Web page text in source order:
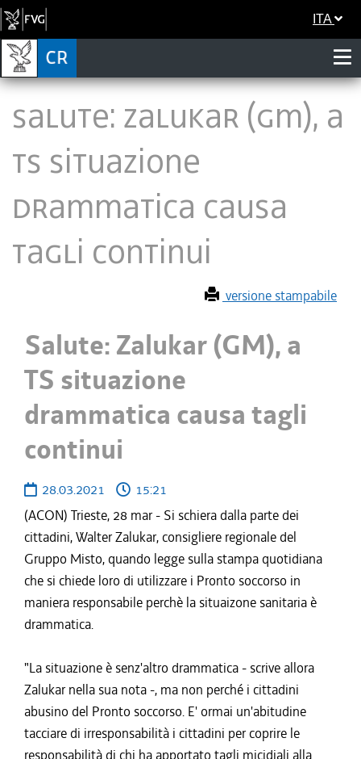
ITA
Salute: Zalukar (GM), a
TS situazione
drammatica causa
tagli continui
versione stampabile
Salute: Zalukar (GM), a
TS situazione
drammatica causa tagli
continui
28.03.2021
15:21
(ACON) Trieste, 28 mar - Si schiera dalla parte dei
cittadini, Walter Zalukar, consigliere regionale del
Gruppo Misto, quando legge sulla stampa quotidiana
che si chiede loro di utilizzare i Pronto soccorso in
maniera responsabile perchè la situaizone sanitaria è
drammatica.
"La situazione è senz'altro drammatica - scrive allora
Zalukar nella sua nota -, ma non perché i cittadini
abusino del Pronto soccorso. E' ormai un'abitudine
tacciare di irresponsabilità i cittadini per coprire le
responsabilità di chi ha apportato tagli micidiali alla